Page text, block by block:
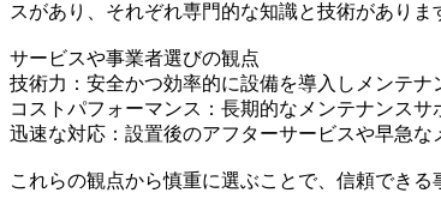
スがあり、それぞれ専門的な知識と技術があり
サービスや事業者選びの観点
技術力：安全かつ効率的に設備を導入しメンテ
コストパフォーマンス：長期的なメンテナンス
迅速な対応：設置後のアフターサービスや早急
これらの観点から慎重に選ぶことで、信頼できる